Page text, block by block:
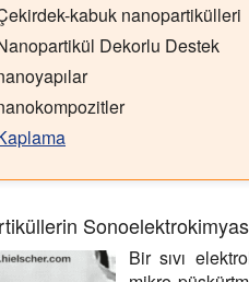
kabuk nanopartikülleri
Dekorlu Destek
Bir sıvı